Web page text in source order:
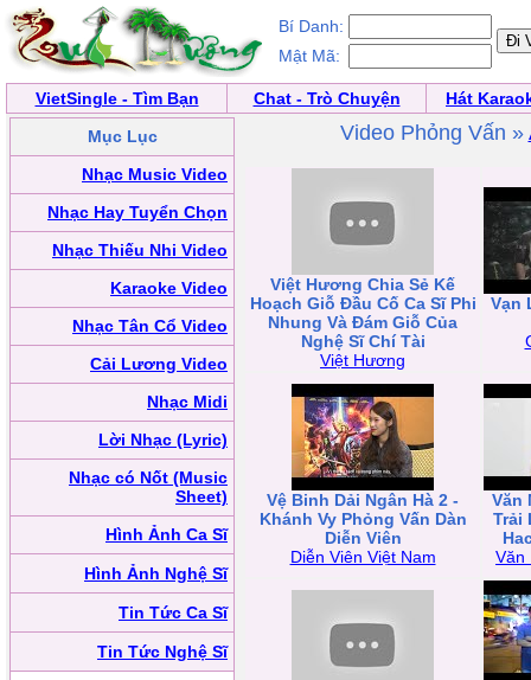
Bí Danh:
Mật Mã:
VietSingle - Tìm Bạn Chat - Trò Chuyện
Hát
Mục Lục
Nhạc Music Video
Nhạc Hay Tuyển Chọn
Nhạc Thiếu Nhi Video
Karaoke Video
Nhạc Tân Cổ Video
Cải Lương Video
Nhạc Midi
Lời Nhạc (Lyric)
Nhạc có Nốt (Music
Sheet)
Hình Ảnh Ca Sĩ
Hình Ảnh Nghệ Sĩ
Tin Tức Ca Sĩ
Tin Tức Nghệ Sĩ
Video Phỏng Vấn »
Việt Hương Chia Sẻ Kế
Hoạch Giỗ Đầu Cố Ca Sĩ Phi
Nhung Và Đám Giỗ Của
Nghệ Sĩ Chí Tài
Việt Hương
Vạn
Vệ Binh Dải Ngân Hà 2 -
Khánh Vy Phỏng Vấn Dàn
Diễn Viên
Diễn Viên Việt Nam
Văn
Trải
Văn